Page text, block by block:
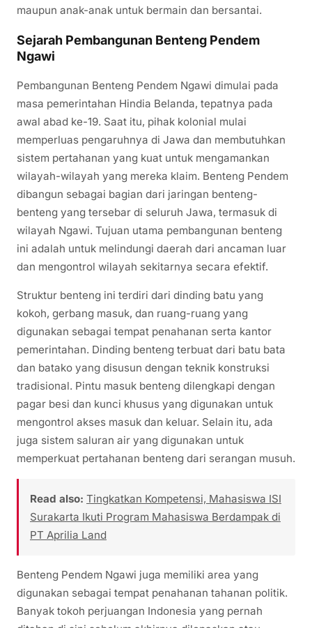
maupun anak-anak untuk bermain dan bersantai.
Sejarah Pembangunan Benteng Pendem
Ngawi
Pembangunan Benteng Pendem Ngawi dimulai pada
masa pemerintahan Hindia Belanda, tepatnya pada
awal abad ke-19. Saat itu, pihak kolonial mulai
memperluas pengaruhnya di Jawa dan membutuhkan
sistem pertahanan yang kuat untuk mengamankan
wilayah-wilayah yang mereka klaim. Benteng Pendem
dibangun sebagai bagian dari jaringan benteng-
benteng yang tersebar di seluruh Jawa, termasuk di
wilayah Ngawi. Tujuan utama pembangunan benteng
ini adalah untuk melindungi daerah dari ancaman luar
dan mengontrol wilayah sekitarnya secara efektif.
Struktur benteng ini terdiri dari dinding batu yang
kokoh, gerbang masuk, dan ruang-ruang yang
digunakan sebagai tempat penahanan serta kantor
pemerintahan. Dinding benteng terbuat dari batu bata
dan batako yang disusun dengan teknik konstruksi
tradisional. Pintu masuk benteng dilengkapi dengan
pagar besi dan kunci khusus yang digunakan untuk
mengontrol akses masuk dan keluar. Selain itu, ada
juga sistem saluran air yang digunakan untuk
memperkuat pertahanan benteng dari serangan musuh.
Read also: Tingkatkan Kompetensi, Mahasiswa ISI
Surakarta Ikuti Program Mahasiswa Berdampak di
PT Aprilia Land
Benteng Pendem Ngawi juga memiliki area yang
digunakan sebagai tempat penahanan tahanan politik.
Banyak tokoh perjuangan Indonesia yang pernah